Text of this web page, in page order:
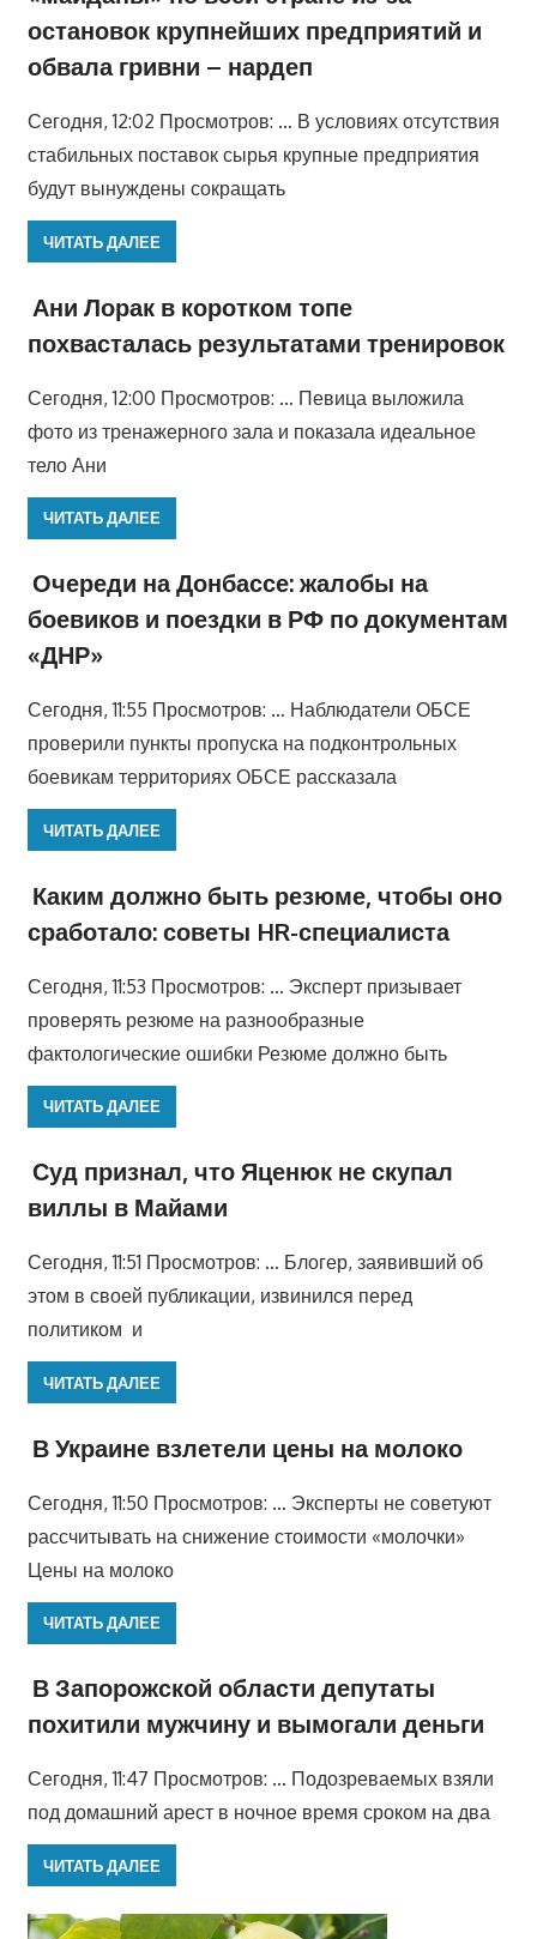
остановок крупнейших предприятий и
обвала гривни – нардеп
Сегодня, 12:02 Просмотров: … В условиях отсутствия
стабильных поставок сырья крупные предприятия
будут вынуждены сокращать
ЧИТАТЬ ДАЛЕЕ
Ани Лорак в коротком топе
похвасталась результатами тренировок
Сегодня, 12:00 Просмотров: … Певица выложила
фото из тренажерного зала и показала идеальное
тело Ани
ЧИТАТЬ ДАЛЕЕ
Очереди на Донбассе: жалобы на
боевиков и поездки в РФ по документам
«ДНР»
Сегодня, 11:55 Просмотров: … Наблюдатели ОБСЕ
проверили пункты пропуска на подконтрольных
боевикам территориях ОБСЕ рассказала
ЧИТАТЬ ДАЛЕЕ
Каким должно быть резюме, чтобы оно
сработало: советы HR-специалиста
Сегодня, 11:53 Просмотров: … Эксперт призывает
проверять резюме на разнообразные
фактологические ошибки Резюме должно быть
ЧИТАТЬ ДАЛЕЕ
Суд признал, что Яценюк не скупал
виллы в Майами
Сегодня, 11:51 Просмотров: … Блогер, заявивший об
этом в своей публикации, извинился перед
политиком и
ЧИТАТЬ ДАЛЕЕ
В Украине взлетели цены на молоко
Сегодня, 11:50 Просмотров: … Эксперты не советуют
рассчитывать на снижение стоимости «молочки»
Цены на молоко
ЧИТАТЬ ДАЛЕЕ
В Запорожской области депутаты
похитили мужчину и вымогали деньги
Сегодня, 11:47 Просмотров: … Подозреваемых взяли
под домашний арест в ночное время сроком на два
ЧИТАТЬ ДАЛЕЕ